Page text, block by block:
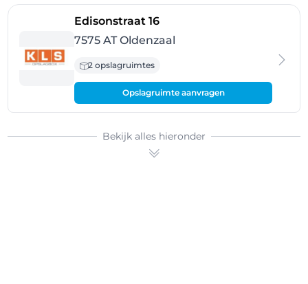
Edisonstraat 16- Oldenzaal
7575 AT Oldenzaal
2 opslagruimtes
Opslagruimte aanvragen
Bekijk alles hieronder